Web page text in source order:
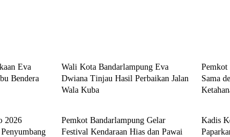
Eva
Bendera
Wali Kota Bandarlampung Eva
Dwiana Tinjau Hasil Perbaikan Jalan
Wala Kuba
Pemkot
Sama
2026
Pemkot Bandarlampung Gelar
Festival Kendaraan Hias dan Pawai
Kadis